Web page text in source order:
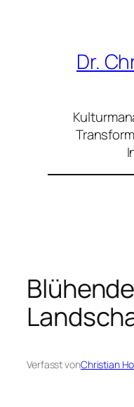
Dr.
Blühende
Verfasst vonChristian